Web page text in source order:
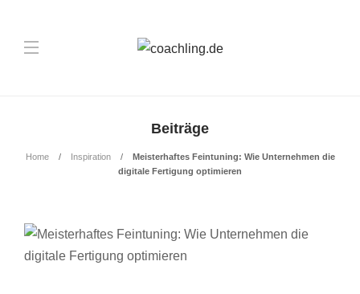
Beiträge
Home Inspiration
Meisterhaftes Feintuning: Wie Unternehmen die
digitale Fertigung optimieren